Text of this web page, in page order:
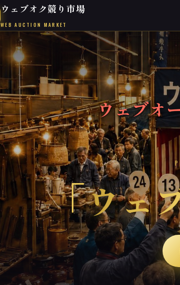
ウェブオク競り市場
WEB AUCTION MARKET
ウェブオ
「ウェ